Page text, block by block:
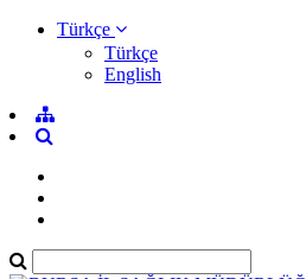
Türkçe
Türkçe
English